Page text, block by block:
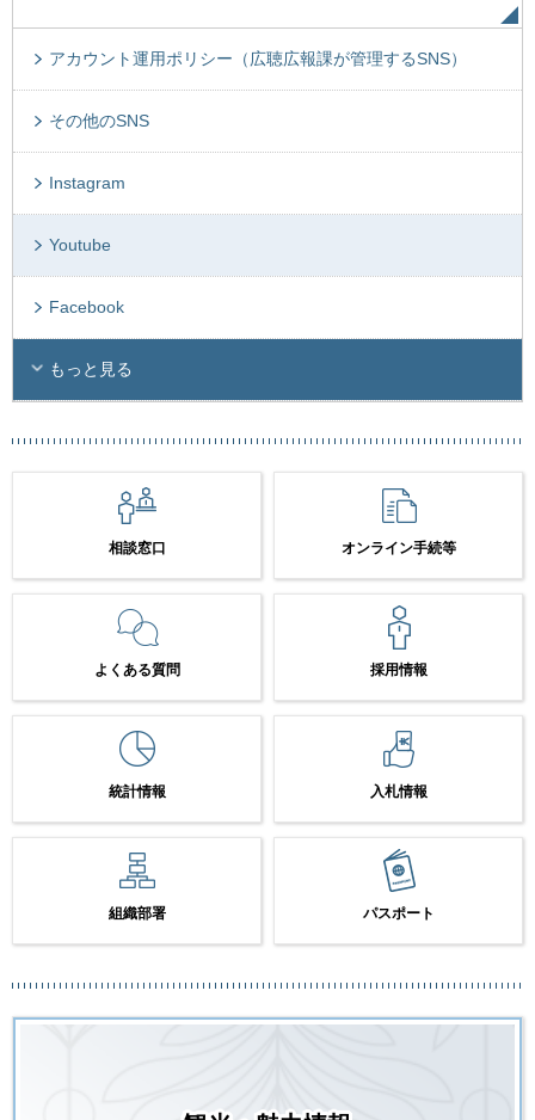
アカウント運用ポリシー（広聴広報課が管理するSNS）
その他のSNS
Instagram
Youtube
Facebook
もっと見る
相談窓口 オンライン手続等
よくある質問 採用情報
統計情報 入札情報
組織部署 パスポート